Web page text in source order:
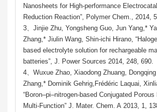
Nanosheets for High-performance
Reduction Reaction”, Polymer Chem., 2014,
3、Jinjie Zhu, Yongsheng Guo, Jun Yang,*
Zhang,* Jiulin Wang, Shin-ichi Hirano,
based electrolyte solution for rechargeable
batteries”, J. Power Sources 2014, 248, 690.
4、Wuxue Zhao, Xiaodong Zhuang,
Zhang,* Dominik Gehrig,Frédéric Laquai,
“Boron–pi–nitrogen-based Conjugated
Multi-Function” J. Mater. Chem. A 2013, 1,